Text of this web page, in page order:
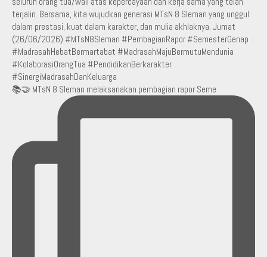
📚🤝 MTsN 8 Sleman melaksanakan pembagian rapor Seme